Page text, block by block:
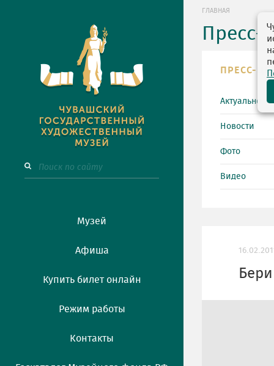
Музей
Афиша
Купить билет онлайн
Режим работы
Контакты
ГЛАВНАЯ
Пресс-
ПРЕСС-
Актуально
Новости
Фото
Видео